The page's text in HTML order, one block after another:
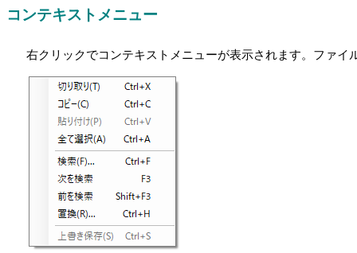
コンテキストメニュー
右クリックでコンテキストメニューが表示されます。ファ